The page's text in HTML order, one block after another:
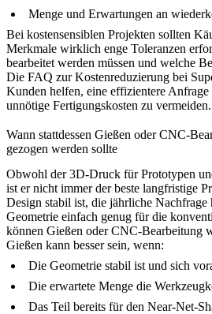
Menge und Erwartungen an
Bei kostensensiblen Projekten sollten
Merkmale wirklich enge Toleranzen
bearbeitet werden müssen und welche
Die FAQ zurKostenreduzierung bei
Kunden helfen, eine effizientere
unnötige Fertigungskosten zu vermeiden.
Wann stattdessen Gießen oder CNC-
gezogen werden sollte
Obwohl der 3D-Druck für Prototypen
ist er nicht immer der beste langfristige
Design stabil ist, die jährliche Nachfrage
Geometrie einfach genug für die
können Gießen oder CNC-Bearbeitung
Gießen kann besser sein, wenn:
Die Geometrie stabil ist und sich
Die erwartete Menge die
Das Teil bereits für den Near-Net-